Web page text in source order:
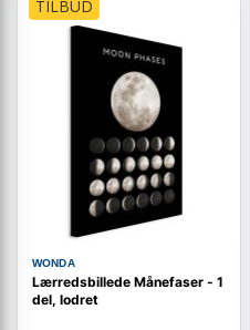
TILBUD
WONDA
Lærredsbillede Månefaser - 1
del, lodret